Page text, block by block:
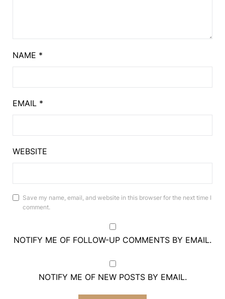
NAME *
EMAIL *
WEBSITE
Save my name, email, and website in this browser for the next time I
comment.
NOTIFY ME OF FOLLOW-UP COMMENTS BY EMAIL.
NOTIFY ME OF NEW POSTS BY EMAIL.